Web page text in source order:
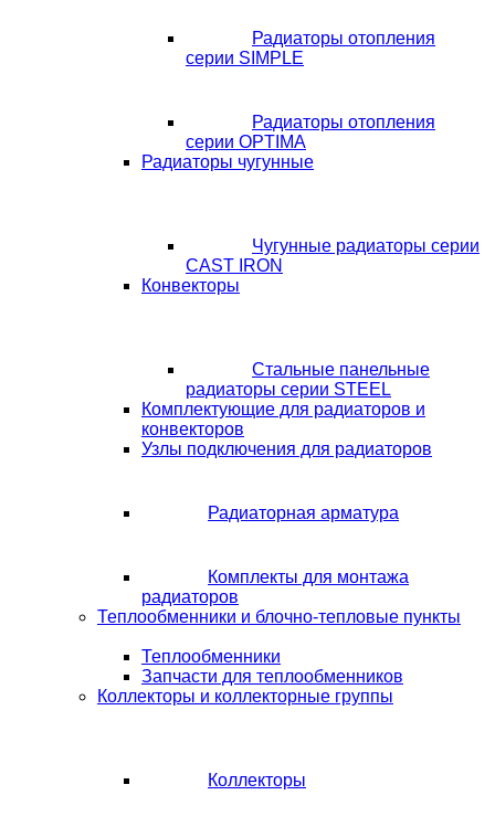
Радиаторы отопления
серии SIMPLE
Радиаторы отопления
серии OPTIMA
Радиаторы чугунные
Чугунные радиаторы серии
CAST IRON
Конвекторы
Стальные панельные
радиаторы серии STEEL
Комплектующие для радиаторов и
конвекторов
Узлы подключения для радиаторов
Радиаторная арматура
Комплекты для монтажа
радиаторов
Теплообменники и блочно-тепловые пункты
Теплообменники
Запчасти для теплообменников
Коллекторы и коллекторные группы
Коллекторы